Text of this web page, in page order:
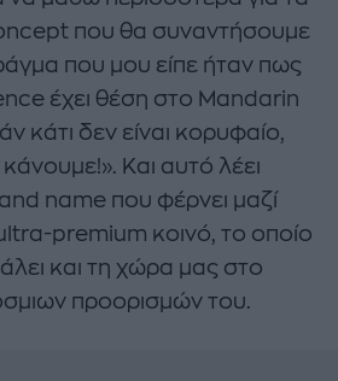
που θα συναντήσουμε
που μου είπε ήταν πως
έχει θέση στο Mandarin
κάτι δεν είναι κορυφαίο,
Και αυτό λέει
name που φέρνει μαζί
premium κοινό, το οποίο
και τη χώρα μας στο
προορισμών του.